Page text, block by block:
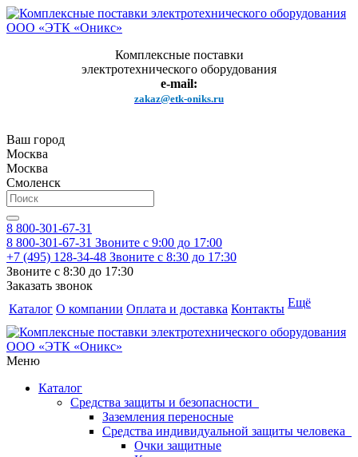
Комплексные поставки
электротехнического оборудования
e-mail:
zakaz@etk-oniks.ru
Ваш город
Москва
Москва
Смоленск
8 800-301-67-31
8 800-301-67-31 Звоните с 9:00 до 17:00
+7 (495) 128-34-48 Звоните с 8:30 до 17:30
Звоните с 8:30 до 17:30
Заказать звонок
Каталог О компании Оплата и доставка Контакты Ещё
Меню
Каталог
Средства защиты и безопасности
Заземления переносные
Средства индивидуальной защиты человека
Очки защитные